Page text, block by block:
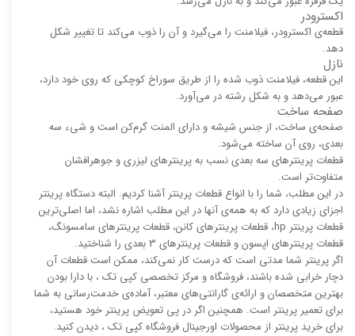
اکسترودر
قطعه‌ی اکسترودر، فیلامنت را می‌گیرد و آن را ذوب می‌کند تا تغییر شکل
دهد.
نازل
این قطعه، فیلامنت ذوب شده را از طریق سوراخ کوچکی که روی خود دارد،
عبور می‌دهد و به شکل رشته در می‌آورد.
صفحه ساخت
صفحه‌ی ساخت، از جنس شیشه و دارای المنت گرم‌کن است و شیء سه
بعدی، روی آن ساخته می‌شود.
قطعات پرینترهای سه بعدی نسب به پرینترهای لیزری و جوهرافشان
متفاوت‌تر است.
در این مطلب، شما را با انواع قطعات پرینتر آشنا کردیم. البته دستگاه پرینتر
اجزای زیادی دارد که به همه‌ی آنها در این مطلب اشاره نشد، اما اصلی‌ترین
قطعات پرینتر hp، قطعات پرینترهای کانن، قطعات پرینترهای سامسونگ،
قطعات پرینترهای اپسون و قطعات پرینترهای 3 بعدی را شناختید.
اگر پرینتر شما مدتی است که درست کار نمی‌کند، ممکن است قطعات آن
دچار خرابی شده باشند، فروشگاه و مرکز تخصصی کپی تک ، با دارا بودن
بهترین متخصصان و ارائه‌ی گارانتی‌های معتبر، آماده‌ی خدمت‌رسانی به شما
برای تعمیر پرینتر است. همچنین اگر در پی تعویض پرینتر خود هستید،
برای خرید پرینتر از محصولات اورجینال فروشگاه کپی تک ، دیدن کنید.